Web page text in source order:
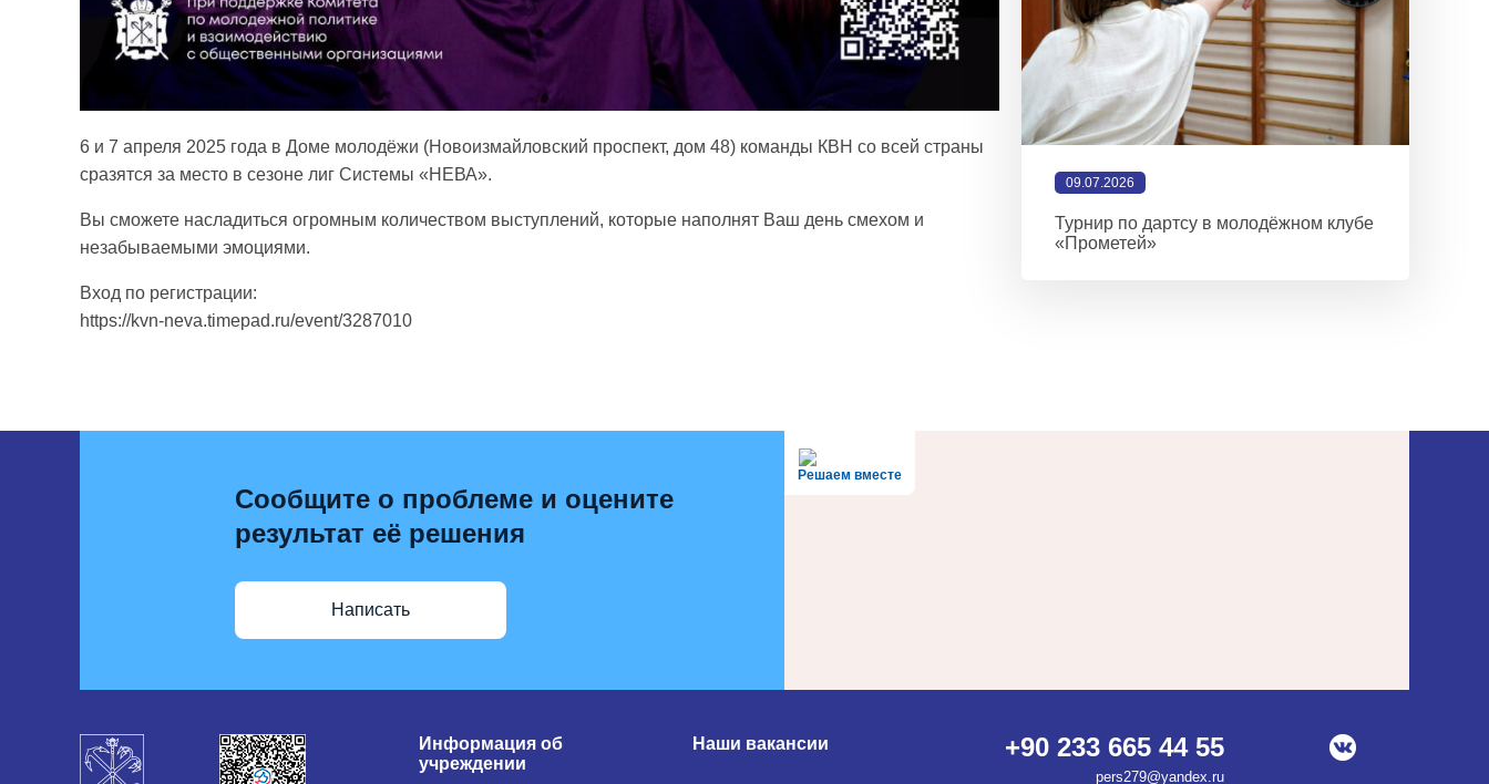
6 и 7 апреля 2025 года в Доме молодёжи (Новоизмайловский проспект, дом 48) команды КВН со всей страны
сразятся за место в сезоне лиг Системы «НЕВА».
Вы сможете насладиться огромным количеством выступлений, которые наполнят Ваш день смехом и
незабываемыми эмоциями.
Вход по регистрации:
https://kvn-neva.timepad.ru/event/3287010
09.07.2026
Турнир по дартсу в молодёжном клубе
«Прометей»
Решаем вместе
Сообщите о проблеме и оцените
результат её решения
Написать
Информация об
учреждении
Наши вакансии +90 233 665 44 55
pers279@yandex.ru